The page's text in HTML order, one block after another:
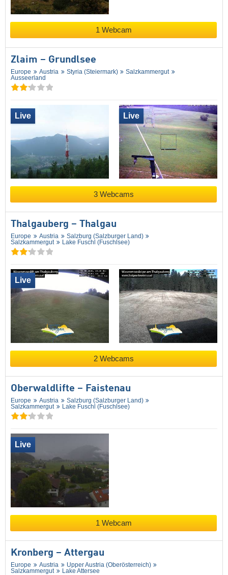
1 Webcam
Zlaim – Grundlsee
Europe Austria Styria (Steiermark)
Salzkammergut
Ausseerland
Live Live
3 Webcams
Thalgauberg – Thalgau
Europe Austria
Salzburg (Salzburger Land)
Salzkammergut
Lake Fuschl (Fuschlsee)
Live
2 Webcams
Oberwaldlifte – Faistenau
Europe Austria
Salzburg (Salzburger Land)
Salzkammergut
Lake Fuschl (Fuschlsee)
Live
1 Webcam
Kronberg – Attergau
Europe Austria
Upper Austria (Oberösterreich)
Salzkammergut
Lake Attersee